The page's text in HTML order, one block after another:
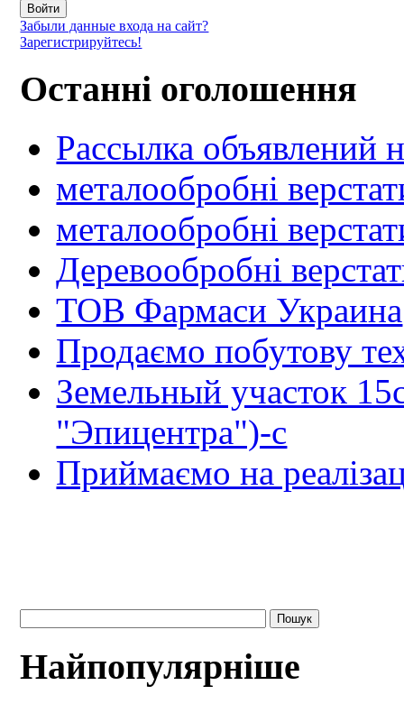
Забыли данные входа на сайт?
Зарегистрируйтесь!
Останні оголошення
Рассылка объявлений
металообробні
металообробні
Деревообробні
ТОВ Фармаси Украина
Продаємо побутову
Земельный участок
"Эпицентра")-с
Приймаємо на
Найпопулярніше